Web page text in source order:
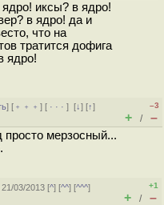
иксы? в ядро!
в ядро! да и
что на
тратится дофига
ядро!
] [ ﹢﹢﹢] [ · · ·][↓] [↑]
–3
+ / –
просто мерзосный...
03/2013 [^] [^^] [^^^]
+1
+ / –